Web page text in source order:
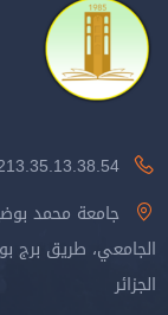
جامعة محمد
الجزائر